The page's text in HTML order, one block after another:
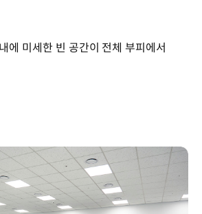
에 미세한 빈 공간이 전체 부피에서